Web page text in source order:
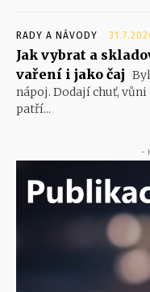
RADY A NÁVODY
Jak vybrat a
vaření i jako čaj
nápoj. Dodají chuť,
patří...
-